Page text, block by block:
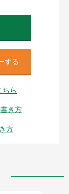
する
ちら
き方
方